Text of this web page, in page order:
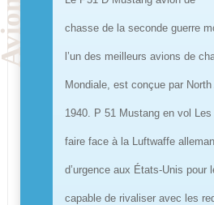
chasse de la seconde guerre
l’un des meilleurs avions de
Mondiale, est conçue par
1940. P 51 Mustang en vol
faire face à la Luftwaffe
d’urgence aux États-Unis pour
capable de rivaliser avec les